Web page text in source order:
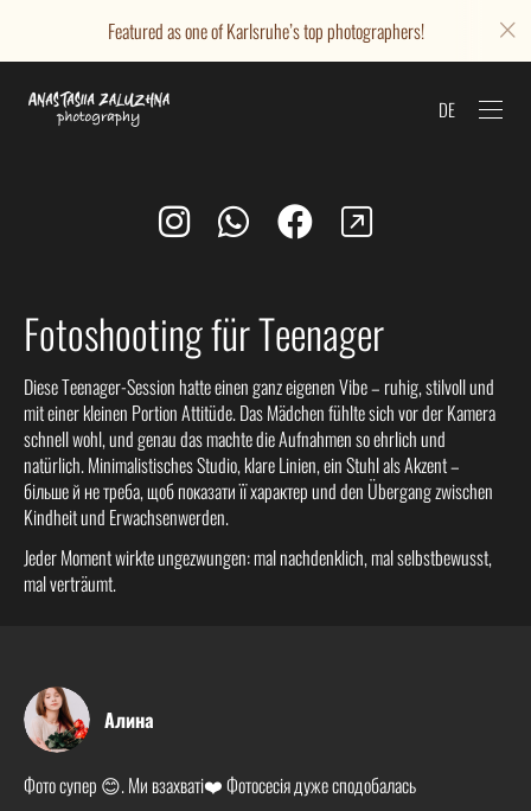
Featured as one of Karlsruhe’s top photographers!
DE
Fotoshooting für Teenager
Diese Teenager-Session hatte einen ganz eigenen Vibe – ruhig, stilvoll und
mit einer kleinen Portion Attitüde. Das Mädchen fühlte sich vor der Kamera
schnell wohl, und genau das machte die Aufnahmen so ehrlich und
natürlich. Minimalistisches Studio, klare Linien, ein Stuhl als Akzent –
більше й не треба, щоб показати її характер und den Übergang zwischen
Kindheit und Erwachsenwerden.
Jeder Moment wirkte ungezwungen: mal nachdenklich, mal selbstbewusst,
mal verträumt.
Алина
Фото супер 😊. Ми взахваті❤️ Фотосесія дуже сподобалась